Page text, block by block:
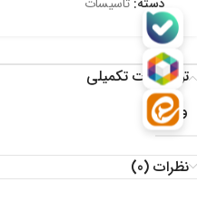
توضیحات تکمیلی
وزن
نظرات (0)